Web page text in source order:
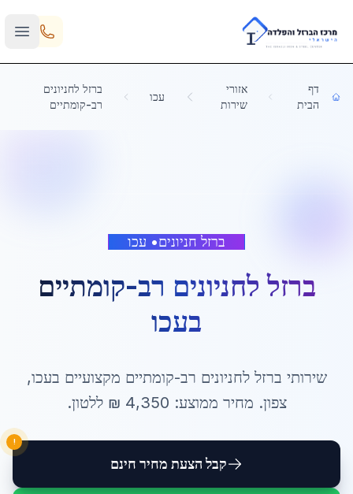
Skip to main content
דף
הבית
אזורי
שירות
עכו
ברזל לחניונים
רב-קומתיים
ברזל חניונים• עכו
ברזל לחניונים רב-קומתיים
בעכו
שירותי ברזל לחניונים רב-קומתיים מקצועיים בעכו,
צפון. מחיר ממוצע: 4,350 ₪ ללטון.
קבל הצעת מחיר חינם
!